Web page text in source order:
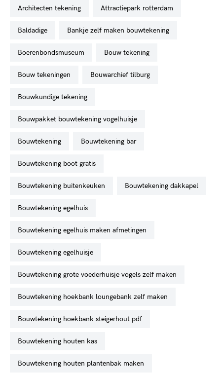
architecten tekening attractiepark rotterdam
baldadige bankje zelf maken bouwtekening
boerenbondsmuseum bouw tekening
bouw tekeningen bouwarchief tilburg
bouwkundige tekening
bouwpakket bouwtekening vogelhuisje
bouwtekening bouwtekening bar
bouwtekening boot gratis
bouwtekening buitenkeuken bouwtekening dakkapel
bouwtekening egelhuis
bouwtekening egelhuis maken afmetingen
bouwtekening egelhuisje
bouwtekening grote voederhuisje vogels zelf maken
bouwtekening hoekbank loungebank zelf maken
bouwtekening hoekbank steigerhout pdf
bouwtekening houten kas
bouwtekening houten plantenbak maken